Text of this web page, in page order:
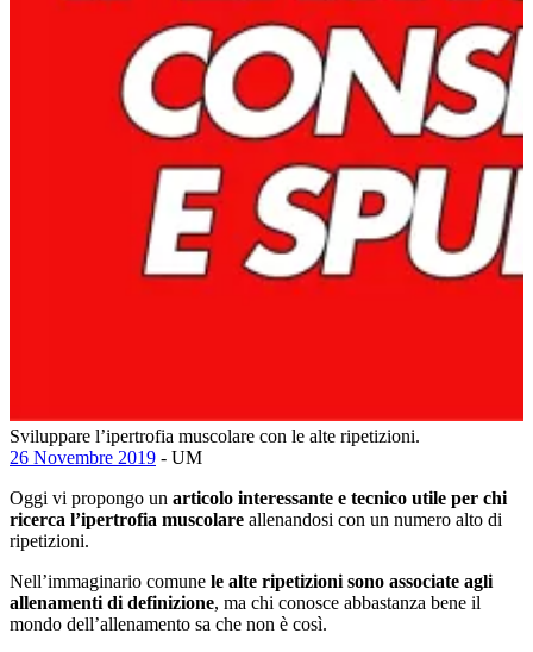
Sviluppare l’ipertrofia muscolare con le alte ripetizioni.
26 Novembre 2019 - UM
Oggi vi propongo un articolo interessante e tecnico utile per chi
ricerca l’ipertrofia muscolare allenandosi con un numero alto di
ripetizioni.
Nell’immaginario comune le alte ripetizioni sono associate agli
allenamenti di definizione, ma chi conosce abbastanza bene il
mondo dell’allenamento sa che non è così.